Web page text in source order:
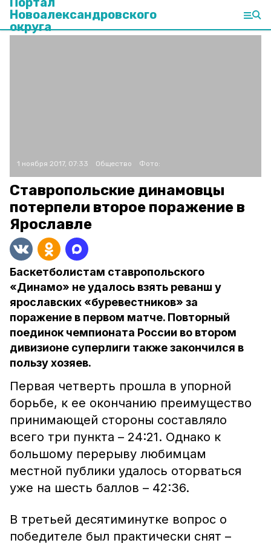
Новоалександровского
округа
1 ноября 2017, 07:33 Общество Фото:
Ставропольские динамовцы
потерпели второе поражение в
Ярославле
Баскетболистам ставропольского
«Динамо» не удалось взять реванш у
ярославских «буревестников» за
поражение в первом матче. Повторный
поединок чемпионата России во втором
дивизионе суперлиги также закончился в
пользу хозяев.
Первая четверть прошла в упорной
борьбе, к ее окончанию преимущество
принимающей стороны составляло
всего три пункта – 24:21. Однако к
большому перерыву любимцам
местной публики удалось оторваться
уже на шесть баллов – 42:36.
В третьей десятиминутке вопрос о
победителе был практически снят –